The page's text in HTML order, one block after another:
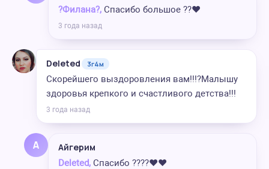
?Филана?, Спасибо большое ??❤️
3 года назад
Deleted 3г4м
Скорейшего выздоровления вам!!!?Малышу
здоровья крепкого и счастливого детства!!!
3 года назад
А Айгерим
Deleted, Спасибо ????❤️❤️